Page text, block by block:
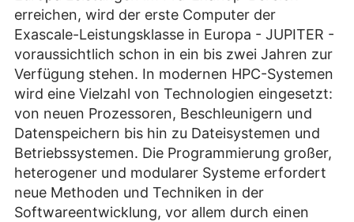
erreichen, wird der erste Computer der
Exascale-Leistungsklasse in Europa - JUPITER -
voraussichtlich schon in ein bis zwei Jahren zur
Verfügung stehen. In modernen HPC-Systemen
wird eine Vielzahl von Technologien eingesetzt:
von neuen Prozessoren, Beschleunigern und
Datenspeichern bis hin zu Dateisystemen und
Betriebssystemen. Die Programmierung großer,
heterogener und modularer Systeme erfordert
neue Methoden und Techniken in der
Softwareentwicklung, vor allem durch einen